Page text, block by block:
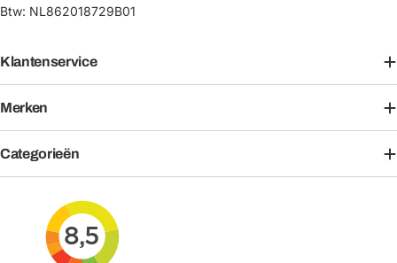
Btw: NL862018729B01
Klantenservice
Merken
Categorieën